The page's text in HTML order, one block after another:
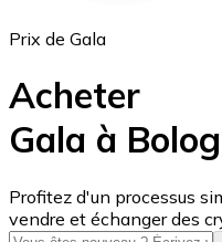
USD Coin
USDC
Prix de Gala
Acheter
Gala à
Profitez d'un processus
vendre et échanger des